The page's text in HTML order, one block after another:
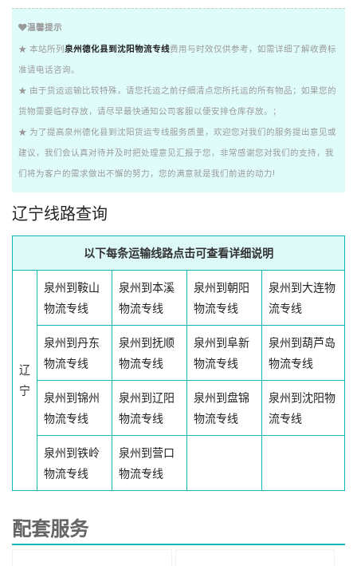
温馨提示
★ 本站所列 泉州德化县到沈阳物流专线费用与时效仅供参考，如需详细了解收费标
准请电话咨询。
★ 由于货运运输比较特殊，请您托运之前仔细清点您所托运的所有物品；如果您的
货物需要临时存放，请尽早最快通知公司客服以便安排仓库存放。；
★ 为了提高泉州德化县到沈阳货运专线服务质量，欢迎您对我们的服务提出意见或
建议，我们会认真对待并及时把处理意见汇报于您，非常感谢您对我们的支持，我
们将为客户的需求做出不懈的努力，您的满意就是我们前进的动力!
辽宁线路查询
以下每条运输线路点击可查看详细说明
辽
宁
泉州到鞍山
物流专线
泉州到本溪
物流专线
泉州到朝阳
物流专线
泉州到大连物
流专线
泉州到丹东
物流专线
泉州到抚顺
物流专线
泉州到阜新
物流专线
泉州到葫芦岛
物流专线
泉州到锦州
物流专线
泉州到辽阳
物流专线
泉州到盘锦
物流专线
泉州到沈阳物
流专线
泉州到铁岭
物流专线
泉州到营口
物流专线
配套服务